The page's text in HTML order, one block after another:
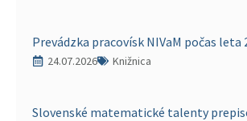
Prevádzka pracovísk NIVaM počas leta
24.07.2026 Knižnica
Slovenské matematické talenty